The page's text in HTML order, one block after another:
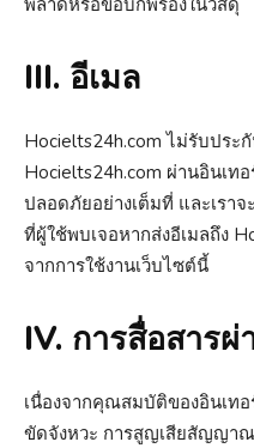
พลาดหรือข้อบกพร่องในวัสดุ
III. อีเมล
Hocielts24h.com ไม่รับประ
Hocielts24h.com ผ่านอินเท
ปลอดภัยอย่างเต็มที่ และเรา
ที่ผู้ใช้พบเจอหากส่งอีเมลถึง
จากการใช้งานเว็บไซต์นี้
IV. การสื่อสารผ่
เนื่องจากคุณสมบัติของอินเทอ
ขัดจังหวะ การสูญเสียสัญญา